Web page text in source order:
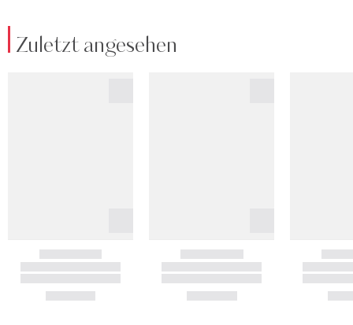
Zuletzt angesehen